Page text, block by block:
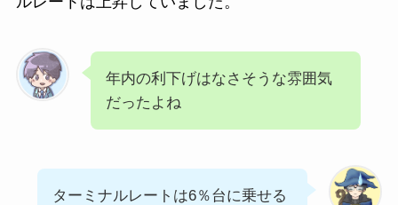
年内の利下げはなさそうな雰囲気
だったよね
ターミナルレートは6％台に乗せる